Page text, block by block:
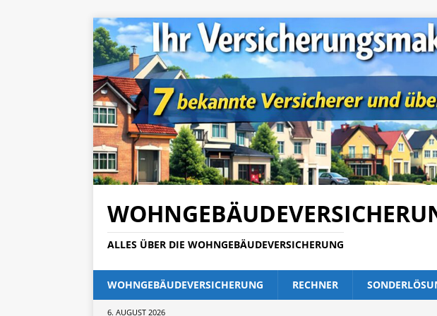
ALLES ÜBER DIE WOHNGEBÄUDEVERSICHERUNG
WOHNGEBÄUDEVERSICHERUNG RECHNER
6. AUGUST 2026